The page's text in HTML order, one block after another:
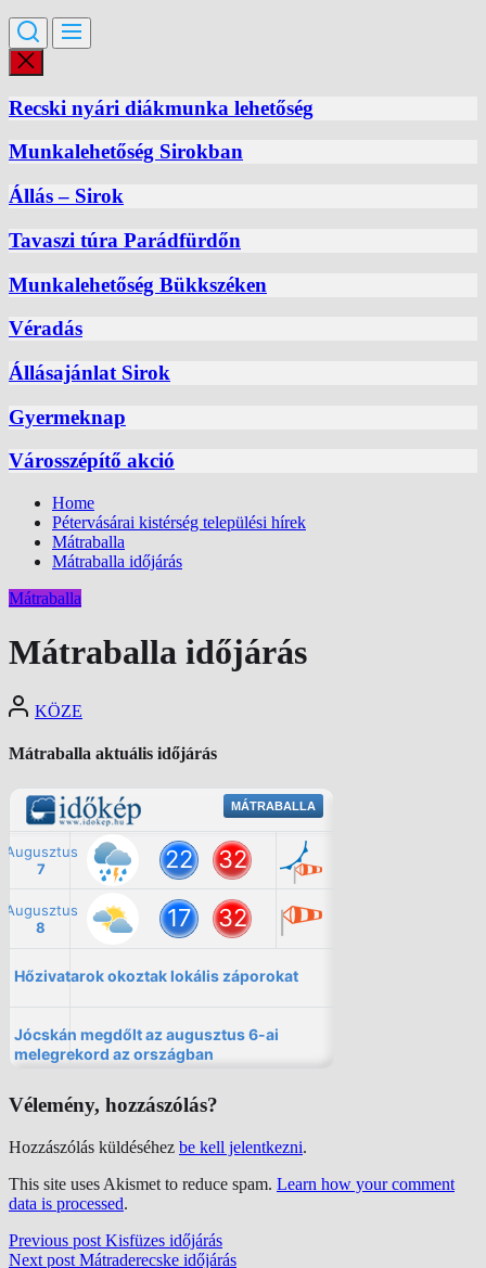
Recski nyári diákmunka lehetőség
Munkalehetőség Sirokban
Állás – Sirok
Tavaszi túra Parádfürdőn
Munkalehetőség Bükkszéken
Véradás
Állásajánlat Sirok
Gyermeknap
Városszépítő akció
Home
Pétervásárai kistérség települési hírek
Mátraballa
Mátraballa időjárás
Mátraballa
Mátraballa időjárás
KÖZE
Mátraballa aktuális időjárás
Vélemény, hozzászólás?
Hozzászólás küldéséhez be kell jelentkezni.
This site uses Akismet to reduce spam. Learn how your comment
data is processed.
Previous post Kisfüzes időjárás
Next post Mátraderecske időjárás